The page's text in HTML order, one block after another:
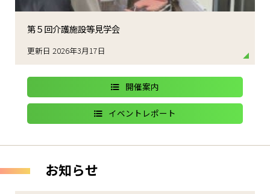
第５回介護施設等見学会
更新日 2026年3月17日
開催案内
イベントレポート
お知らせ